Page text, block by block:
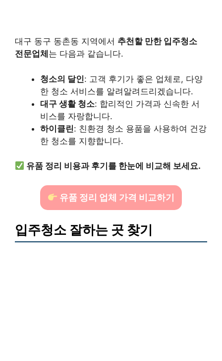
대구 동구 동촌동 지역에서 추천할 만한 입주청소
전문업체 는 다음과 같습니다.
청소의 달인: 고객 후기가 좋은 업체로, 다양
한 청소 서비스를 알려알려드리겠습니다.
대구 생활 청소: 합리적인 가격과 신속한 서
비스를 자랑합니다.
하이클린: 친환경 청소 용품을 사용하여 건강
한 청소를 지향합니다.
유품 정리 비용과 후기를 한눈에 비교해 보세요.
유품 정리 업체 가격 비교하기
입주청소 잘하는 곳 찾기